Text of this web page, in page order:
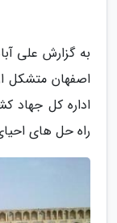
به گزارش علی
اصفهان متشکل
اداره کل جهاد
راه حل های احیای